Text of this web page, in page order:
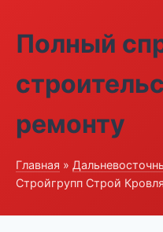
Полный
ремонту
Главная »
Стройгрупп Строй Кровля